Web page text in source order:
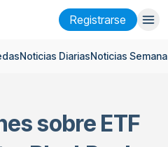
Registrarse
sesión Registrarse
Noticias DiariasNoticias
sobre ETF